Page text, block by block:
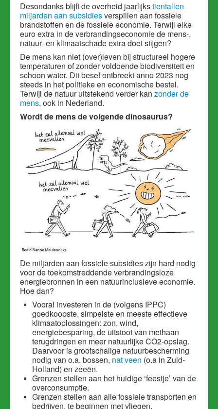
Desondanks blijft de overheid jaarlijkstientallen
miljarden aan subsidiesverspillen aan fossiele
brandstoffen en de fossiele economie. Terwijl elke
euro extra in de verbrandingseconomie de mens-,
natuur- en klimaatschade extra doet stijgen?
De mens kan niet (over)leven bij structureel hogere
temperaturen of zonder voldoende biodiversiteit en
schoon water. Dit besef ontbreekt anno 2023 nog
steeds in het politieke en economische bestel.
Terwijl de natuur uitstekend verder kan zonder de
mens, ook in Nederland.
Wordt de mens de volgende dinosaurus?
De miljarden aan fossiele subsidies zijn hard nodig
voor de toekomstreddende verbrandingsloze
energiebronnen in een natuurinclusieve economie.
Hoe dan?
Vooral investeren in de (volgens IPPC)
goedkoopste, simpelste en meeste effectieve
klimaatoplossingen: zon, wind,
energiebesparing, de uitstoot van methaan
terugdringen en meer natuurlijke CO2-opslag.
Daarvoor is grootschalige natuurbescherming
nodig van o.a. bossen, nat veen (o.a in Zuid-
Holland) en zeeën.
Grenzen stellen aan het huidige ‘feestje’ van de
overconsumptie.
Grenzen stellen aan alle fossiele transporten en
bedrijven, te beginnen met vliegen.